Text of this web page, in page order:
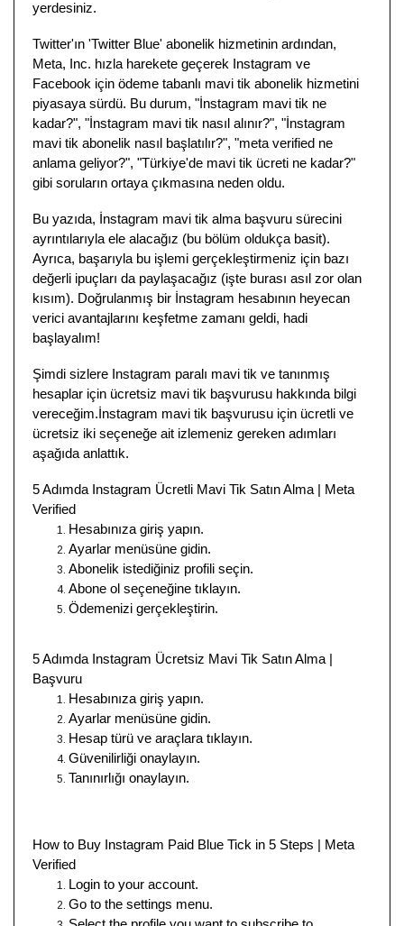
yerdesiniz.
Twitter'ın 'Twitter Blue' abonelik hizmetinin ardından,
Meta, Inc. hızla harekete geçerek Instagram ve
Facebook için ödeme tabanlı mavi tik abonelik hizmetini
piyasaya sürdü. Bu durum, "İnstagram mavi tik ne
kadar?", "İnstagram mavi tik nasıl alınır?", "İnstagram
mavi tik abonelik nasıl başlatılır?", "meta verified ne
anlama geliyor?", "Türkiye'de mavi tik ücreti ne kadar?"
gibi soruların ortaya çıkmasına neden oldu.
Bu yazıda, İnstagram mavi tik alma başvuru sürecini
ayrıntılarıyla ele alacağız (bu bölüm oldukça basit).
Ayrıca, başarıyla bu işlemi gerçekleştirmeniz için bazı
değerli ipuçları da paylaşacağız (işte burası asıl zor olan
kısım). Doğrulanmış bir İnstagram hesabının heyecan
verici avantajlarını keşfetme zamanı geldi, hadi
başlayalım!
Şimdi sizlere Instagram paralı mavi tik ve tanınmış
hesaplar için ücretsiz mavi tik başvurusu hakkında bilgi
vereceğim.İnstagram mavi tik başvurusu için ücretli ve
ücretsiz iki seçeneğe ait izlemeniz gereken adımları
aşağıda anlattık.
5 Adımda Instagram Ücretli Mavi Tik Satın Alma | Meta
Verified
Hesabınıza giriş yapın.
Ayarlar menüsüne gidin.
Abonelik istediğiniz profili seçin.
Abone ol seçeneğine tıklayın.
Ödemenizi gerçekleştirin.
5 Adımda Instagram Ücretsiz Mavi Tik Satın Alma |
Başvuru
Hesabınıza giriş yapın.
Ayarlar menüsüne gidin.
Hesap türü ve araçlara tıklayın.
Güvenilirliği onaylayın.
Tanınırlığı onaylayın.
How to Buy Instagram Paid Blue Tick in 5 Steps | Meta
Verified
Login to your account.
Go to the settings menu.